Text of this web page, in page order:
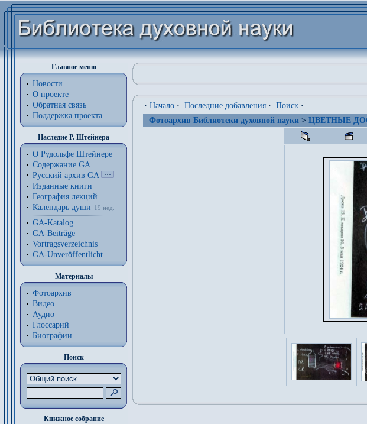
Главное меню
Новости
О проекте
Обратная связь
Поддержка проекта
Наследие Р. Штейнера
О Рудольфе Штейнере
Содержание GA
Русский архив GA
Изданные книги
География лекций
Календарь души
19 нед.
GA-Katalog
GA-Beiträge
Vortragsverzeichnis
GA-Unveröffentlicht
Материалы
Фотоархив
Видео
Аудио
Глоссарий
Биографии
Поиск
Книжное собрание
· Начало · Последние добавления · Поиск ·
Фотоархив Библиотеки духовной науки > ЦВЕТНЫЕ